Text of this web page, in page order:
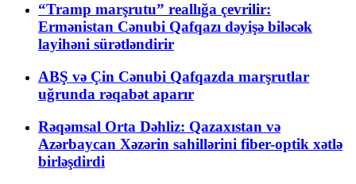
“Tramp marşrutu” reallığa çevrilir:
Ermənistan Cənubi Qafqazı dəyişə biləcək
layihəni sürətləndirir
ABŞ və Çin Cənubi Qafqazda marşrutlar
uğrunda rəqabət aparır
Rəqəmsal Orta Dəhliz: Qazaxıstan və
Azərbaycan Xəzərin sahillərini fiber-optik xətlə
birləşdirdi